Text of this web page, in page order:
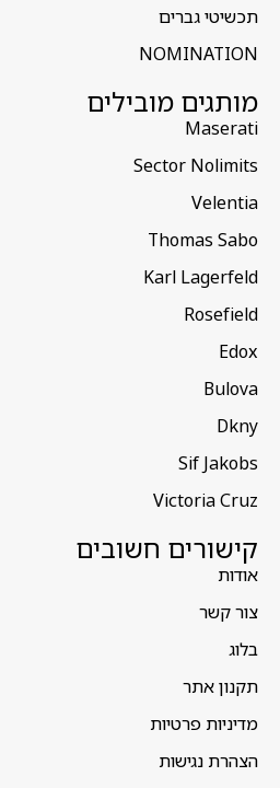
תכשיטי גברים
NOMINATION
מותגים מובילים
Maserati
Sector Nolimits
Velentia
Thomas Sabo
Karl Lagerfeld
Rosefield
Edox
Bulova
Dkny
Sif Jakobs
Victoria Cruz
קישורים חשובים
אודות
צור קשר
בלוג
תקנון אתר
מדיניות פרטיות
הצהרת נגישות